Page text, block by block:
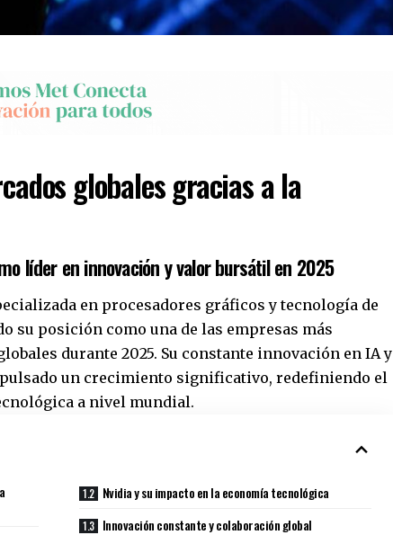
globales gracias a la
líder en innovación y valor bursátil en 2025
en procesadores gráficos y tecnología de
su posición como una de las empresas más
durante 2025. Su constante innovación en IA y
un crecimiento significativo, redefiniendo el
a nivel mundial.
Nvidia y su impacto en la economía tecnológica
Innovación constante y colaboración global